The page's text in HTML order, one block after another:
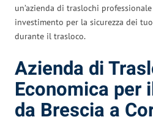
un’azienda di traslochi
investimento per la sicurezza dei
durante il trasloco.
Azienda di
Economica per
da Brescia a